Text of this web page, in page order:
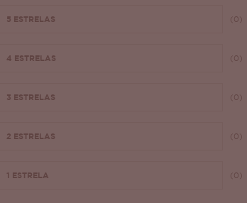
5 ESTRELAS (0)
4 ESTRELAS (0)
3 ESTRELAS (0)
2 ESTRELAS (0)
1 ESTRELA (0)